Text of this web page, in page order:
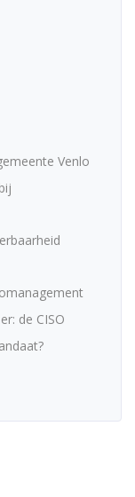
Venlo
de CISO